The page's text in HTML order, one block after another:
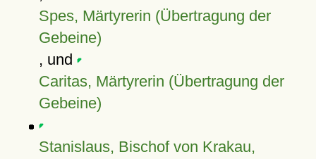
Spes, Märtyrerin (Übertragung der
Gebeine)
, und
Caritas, Märtyrerin (Übertragung der
Gebeine)
Stanislaus, Bischof von Krakau,